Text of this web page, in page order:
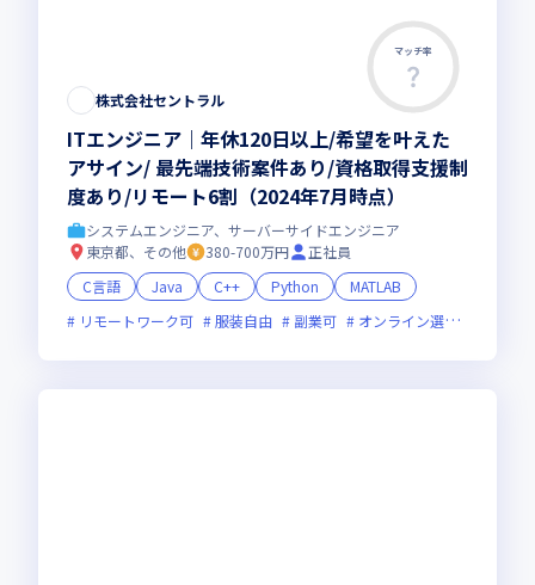
マッチ率
株式会社セントラル
ITエンジニア｜年休120日以上/希望を叶えた
アサイン/ 最先端技術案件あり/資格取得支援制
度あり/リモート6割（2024年7月時点）
システムエンジニア、サーバーサイドエンジニア
東京都、その他
380-700万円
正社員
C言語
Java C++ Python
MATLAB
リモートワーク可
服装自由 副業可 オンライン選考可